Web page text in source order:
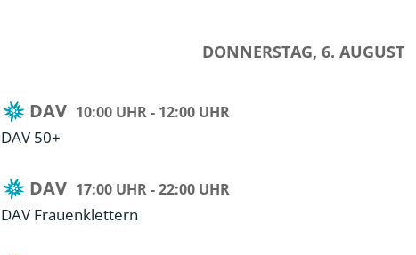
DONNERSTAG, 6. AUGUST
DAV 10:00 UHR - 12:00 UHR
DAV 50+
DAV 17:00 UHR - 22:00 UHR
DAV Frauenklettern